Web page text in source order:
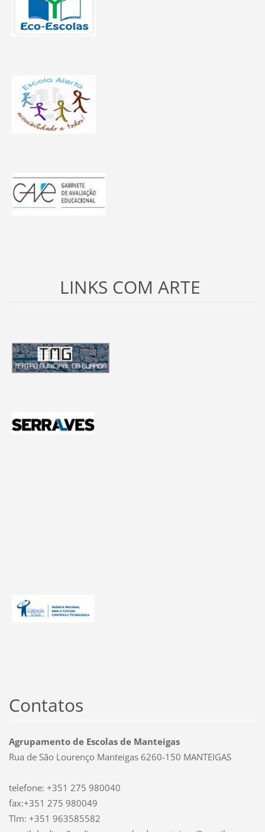
LINKS COM ARTE
Contatos
Agrupamento de Escolas de Manteigas
Rua de São Lourenço Manteigas 6260-150 MANTEIGAS
telefone: +351 275 980040
fax:+351 275 980049
Tlm: +351 963585582